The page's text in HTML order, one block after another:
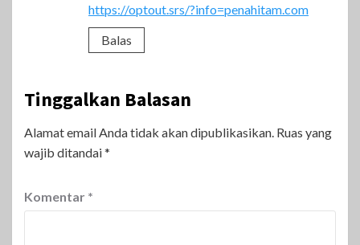
https://optout.srs/?info=penahitam.com
Balas
Tinggalkan Balasan
Alamat email Anda tidak akan dipublikasikan. Ruas yang
wajib ditandai*
Komentar *